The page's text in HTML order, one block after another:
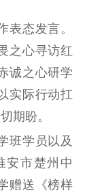
态发言。
之心寻访红
诚之心研学
实际行动扛
期盼。
学员以及
安市楚州中
赠送《榜样